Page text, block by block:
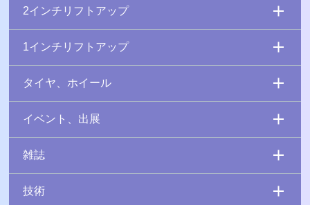
2インチリフトアップ
1インチリフトアップ
タイヤ、ホイール
イベント、出展
雑誌
技術